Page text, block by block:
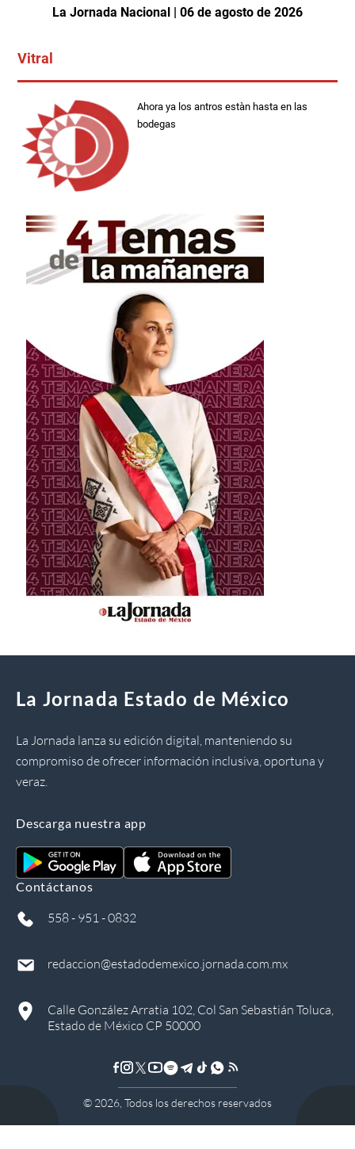
La Jornada Nacional | 06 de agosto de 2026
Vitral
Ahora ya los antros estàn hasta en las
bodegas
La Jornada Estado de México
La Jornada lanza su edición digital, manteniendo su
compromiso de ofrecer información inclusiva, oportuna y
veraz.
Descarga nuestra app
Contáctanos
558 - 951 - 0832
redaccion@estadodemexico.jornada.com.mx
Calle González Arratia 102, Col San Sebastián Toluca,
Estado de México CP 50000
© 2026 , Todos los derechos reservados